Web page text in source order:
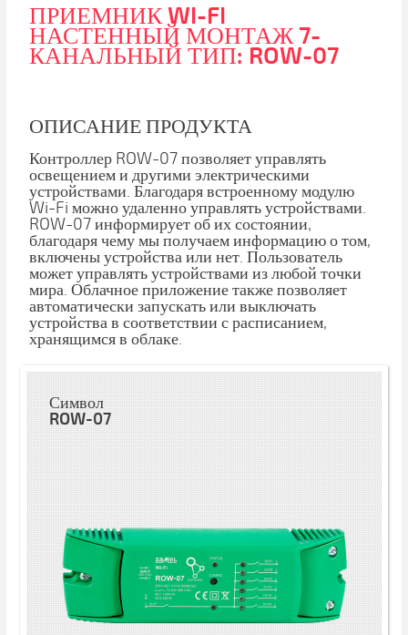
ПРИЕМНИК WI-FI
НАСТЕННЫЙ МОНТАЖ 7-
КАНАЛЬНЫЙ ТИП: ROW-07
ОПИСАНИЕ ПРОДУКТА
Контроллер ROW-07 позволяет управлять
освещением и другими электрическими
устройствами. Благодаря встроенному модулю
Wi-Fi можно удаленно управлять устройствами.
ROW-07 информирует об их состоянии,
благодаря чему мы получаем информацию о том,
включены устройства или нет. Пользователь
может управлять устройствами из любой точки
мира. Облачное приложение также позволяет
автоматически запускать или выключать
устройства в соответствии с расписанием,
хранящимся в облаке.
Символ
ROW-07